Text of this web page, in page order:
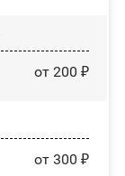
от 200 ₽
от 300 ₽